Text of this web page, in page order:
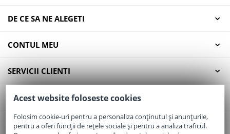
DE CE SA NE ALEGETI
CONTUL MEU
SERVICII CLIENTI
CONTACT
Email:office@elaptepraf.ro
Acest website foloseste cookies
Folosim cookie-uri pentru a personaliza conținutul și anunțurile,
pentru a oferi funcții de rețele sociale și pentru a analiza traficul.